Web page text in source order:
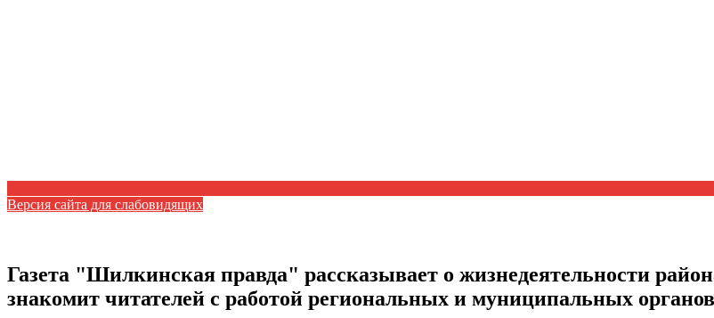
Версия сайта для слабовидящих
Газета "Шилкинская правда" рассказывает о жизнедеятельности
знакомит читателей с работой региональных и муниципальных